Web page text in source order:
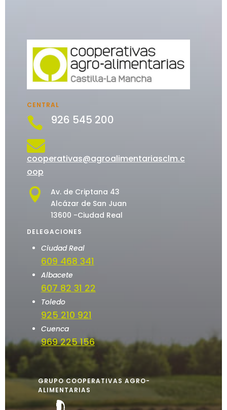
CENTRAL
 926 545 200

cooperativas@agroalimentariasclm.c
oop

Av. de Criptana 43
Alcázar de San Juan
13600 -Ciudad Real
DELEGACIONES
Ciudad Real
609 468 341
Albacete
607 82 31 22
Toledo
925 210 921
Cuenca
969 225 156
GRUPO COOPERATIVAS AGRO-
ALIMENTARIAS